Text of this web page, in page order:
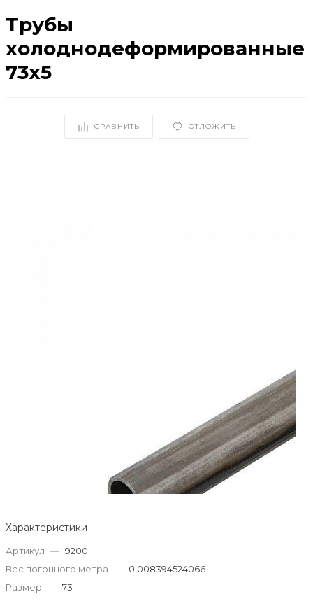
Трубы
холоднодеформированные
73x5
СРАВНИТЬ ОТЛОЖИТЬ
Характеристики
Артикул — 9200
Вес погонного метра — 0,008394524066
Размер — 73